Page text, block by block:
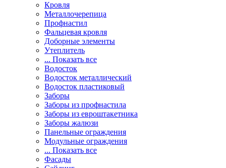
Кровля
Металлочерепица
Профнастил
Фальцевая кровля
Доборные элементы
Утеплитель
... Показать все
Водосток
Водосток металлический
Водосток пластиковый
Заборы
Заборы из профнастила
Заборы из евроштакетника
Заборы жалюзи
Панельные ограждения
Модульные ограждения
... Показать все
Фасады